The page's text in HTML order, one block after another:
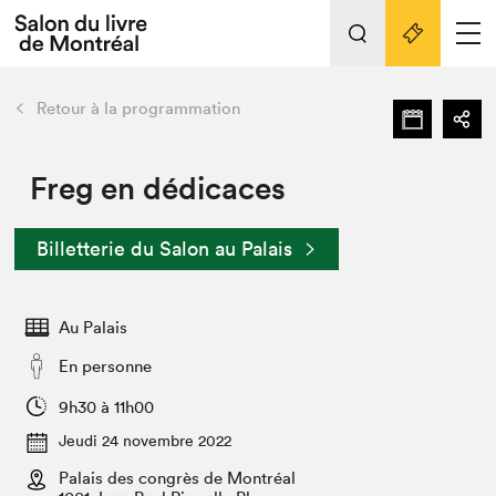
Espace médias
Espace exposant⋅e⋅s
Tout sur l'édition 2022
Actualités
Vidéos et Balados
Club de lecture Braindate
retour Nos activités
Édition 2022
Nous connaître
Projets partenaires 2022
Archives
Liens pratiques
Retour à la programmation
Freg en dédicaces
Billetterie du Salon au Palais
Au Palais
En personne
9h30 à 11h00
Jeudi 24 novembre 2022
Palais des congrès de Montréal